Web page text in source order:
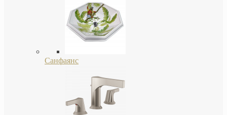
Санфаянс